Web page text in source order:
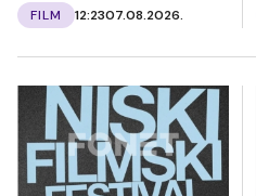
FILM 12:2307.08.2026.